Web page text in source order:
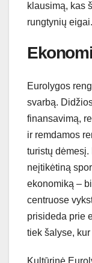
klausimą, kas
rungtynių eigai.
Eurolygos
svarbą.
finansavimą,
ir remdamos
turistų
neįtikėtiną
ekonomiką –
centruose
prisideda prie
tiek šalyse,
Kultūrinė